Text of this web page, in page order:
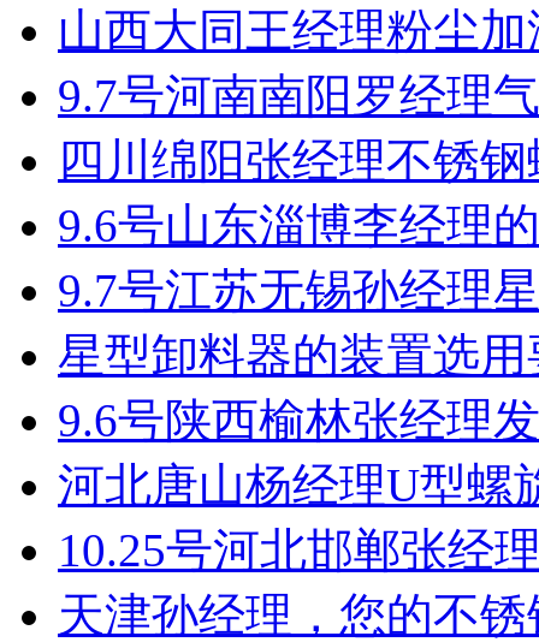
山西大同王经理粉尘
9.7号河南南阳罗经理
四川绵阳张经理不锈
9.6号山东淄博李经理
9.7号江苏无锡孙经理
星型卸料器的装置选用
9.6号陕西榆林张经理
河北唐山杨经理U型螺
10.25号河北邯郸张经
天津孙经理，您的不